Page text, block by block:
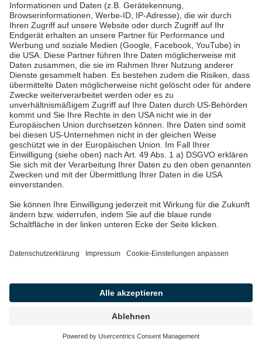
Graphik in Originalgröße anzeigen
Standortpartner werden
Möchten auch SieIhren Standort mit
Lademöglichkeiten aufwerten- und das ohne
Investitionenund Risiko - und dabeisogar
zusätzliche Einnahmengenerieren?
Dann schauen Sie sich gerne an,was wir unseren
Standortpartnern anbieten.
customer story
energie
ladeinfrastruktur
unternehmen